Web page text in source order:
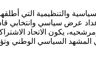
عرض سياسي وانتخابي
يكون الاتحاد
السياسي الوطني